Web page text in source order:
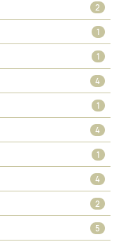
2
1
1
4
1
4
1
4
2
5